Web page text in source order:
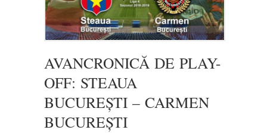
AVANCRONICĂ DE PLAY-
OFF: STEAUA
BUCUREȘTI – CARMEN
BUCUREȘTI